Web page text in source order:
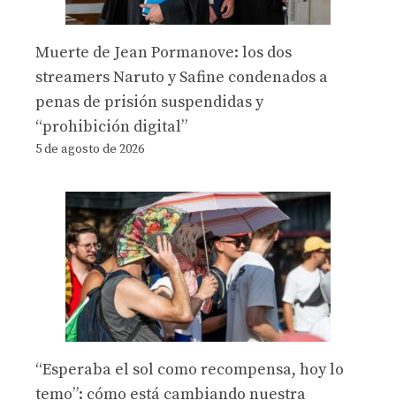
Muerte de Jean Pormanove: los dos
streamers Naruto y Safine condenados a
penas de prisión suspendidas y
“prohibición digital”
5 de agosto de 2026
“Esperaba el sol como recompensa, hoy lo
temo”: cómo está cambiando nuestra